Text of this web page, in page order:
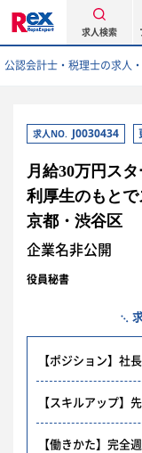
求人検索
公認会計士・税理士の求人
求人NO. J0030434
月給30万円ス
利厚生のもと
京都・渋谷区
企業名非公開
役員秘書
【ポジション】社
【スキルアップ】
【働きかた】完全